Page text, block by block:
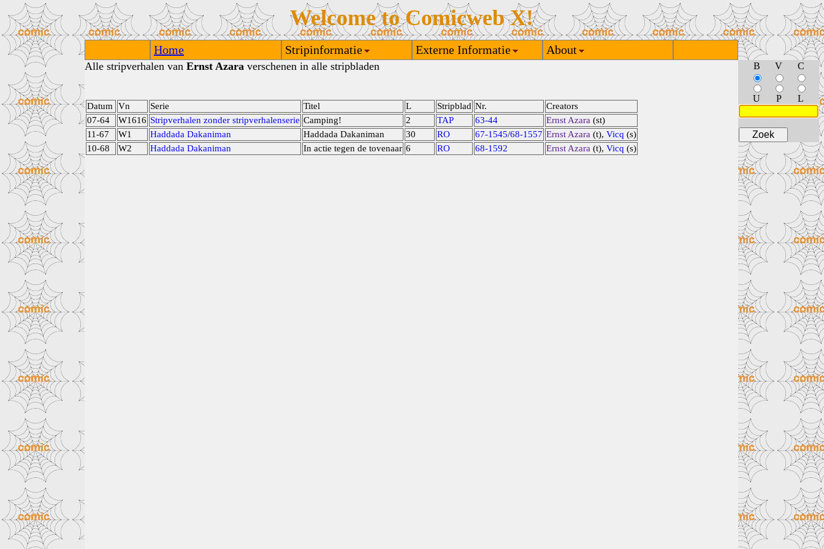
Welcome to Comicweb X!
Home Stripinformatie Externe Informatie About
Alle stripverhalen van Ernst Azara verschenen in alle stripbladen
Datum Vn Serie Titel L Stripblad Nr.
Creators
07-64
W1616 Stripverhalen zonder stripverhalenserie Camping! 2 TAP 63-44 Ernst Azara (st)
11-67
W1 Haddada Dakaniman Haddada Dakaniman 30 RO 67-1545/68-1557 Ernst Azara (t), Vicq (s)
10-68
W2 Haddada Dakaniman In actie tegen de tovenaar 6 RO 68-1592 Ernst Azara (t), Vicq (s)
B V C
U P L